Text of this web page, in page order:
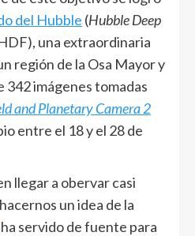
del Hubble (Hubble Deep
una extraordinaria
región de la Osa Mayor y
342 imágenes tomadas
and Planetary Camera 2
entre el 18 y el 28 de
llegar a obervar casi
un idea de la
servido de fuente para